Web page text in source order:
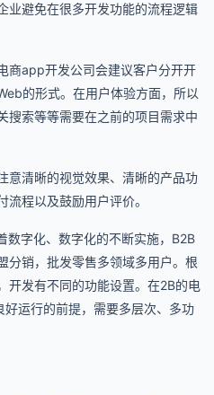
业避免在很多开发功能的流程逻辑
商app开发公司会建议客户分开开
的形式。在用户体验方面，所以
搜索等等需要在之前的项目需求中
意清晰的视觉效果、清晰的产品功
程以及鼓励用户评价。
数字化、数字化的不断实施，B2B
分销，批发零售多领域多用户。根
开发有不同的功能设置。在2B的电
运行的前提，需要多层次、多功